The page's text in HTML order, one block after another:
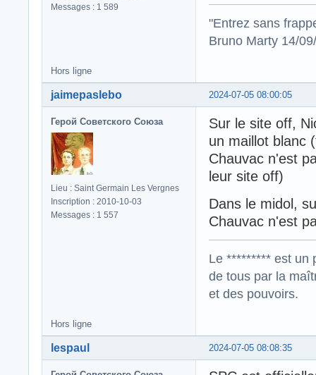
Messages : 1 589
"Entrez sans
Bruno Marty 14/
Hors ligne
2024-07-05 08:00:05
jaimepaslebo
Герой Советского Союза
Lieu : Saint Germain Les Vergnes
Inscription : 2010-10-03
Messages : 1 557
Sur le site off,
un maillot blanc
Chauvac n'est
leur site off)
Dans le midol,
Chauvac n'est
Le ********* est un
de tous par la
et des pouvoirs.
Hors ligne
2024-07-05 08:08:35
lespaul